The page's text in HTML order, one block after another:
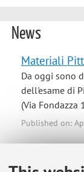
News
Materiali
Da oggi sono
dell'esame di
(Via Fondazza
Published on:
LEZIONE
La lezione di